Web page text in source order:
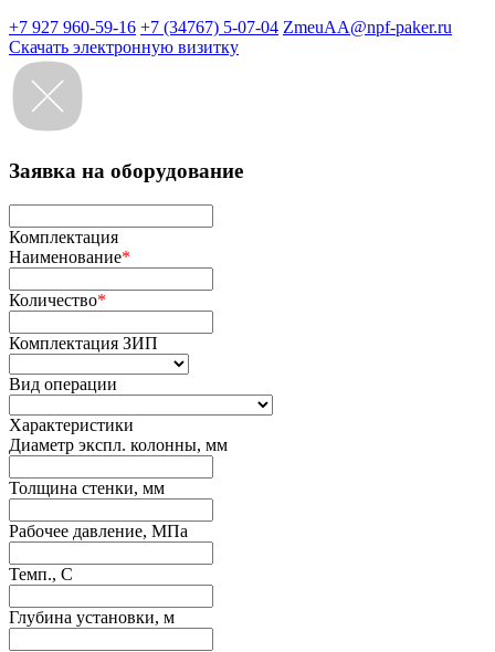
+7 927 960-59-16 +7 (34767) 5-07-04 ZmeuAA@npf-paker.ru
Скачать электронную визитку
Заявка на оборудование
Комплектация
Наименование*
Количество*
Комплектация ЗИП
Вид операции
Характеристики
Диаметр экспл. колонны, мм
Толщина стенки, мм
Рабочее давление, МПа
Темп., С
Глубина установки, м